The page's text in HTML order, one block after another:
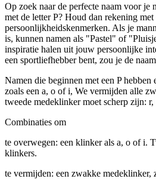
Op zoek naar de perfecte naam voor je
met de letter P? Houd dan rekening met
persoonlijkheidskenmerken. Als je
is, kunnen namen als "Pastel" of
inspiratie halen uit jouw persoonlijke
een sportliefhebber bent, zou je de
Namen die beginnen met een P
zoals een a, o of i, We vermijden alle
tweede medeklinker moet scherp zijn:
Combinaties om
te overwegen: een klinker als a, o of i.
klinkers.
te vermijden: een zwakke medeklinker,